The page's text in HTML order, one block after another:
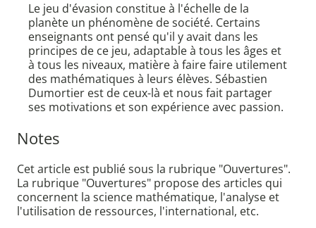
Le jeu d'évasion constitue à l'échelle de la
planète un phénomène de société. Certains
enseignants ont pensé qu'il y avait dans les
principes de ce jeu, adaptable à tous les âges et
à tous les niveaux, matière à faire faire utilement
des mathématiques à leurs élèves. Sébastien
Dumortier est de ceux-là et nous fait partager
ses motivations et son expérience avec passion.
Notes
Cet article est publié sous la rubrique "Ouvertures".
La rubrique "Ouvertures" propose des articles qui
concernent la science mathématique, l'analyse et
l'utilisation de ressources, l'international, etc.